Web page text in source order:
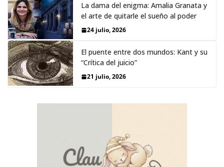
La dama del enigma: Amalia Granata y
el arte de quitarle el sueño al poder
24 julio, 2026
El puente entre dos mundos: Kant y su
“Crítica del juicio”
21 julio, 2026